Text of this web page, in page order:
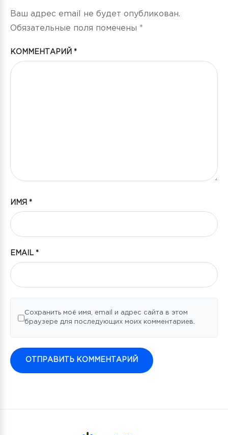
Ваш адрес email не будет опубликован.
Обязательные поля помечены *
КОММЕНТАРИЙ *
ИМЯ *
EMAIL *
Сохранить моё имя, email и адрес сайта в этом
браузере для последующих моих комментариев.